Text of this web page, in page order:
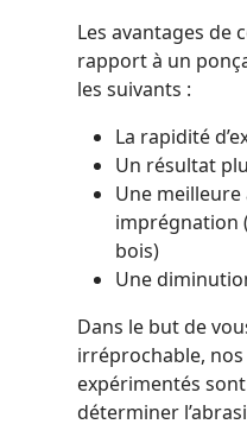
Les avantages de
rapport à un
les suivants :
La rapidité
Un résultat
Une
imprégnation
bois)
Une
Dans le but de
irréprochable,
expérimentés
déterminer